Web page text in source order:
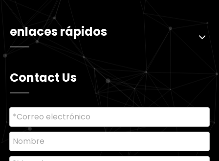
enlaces rápidos
Contact Us